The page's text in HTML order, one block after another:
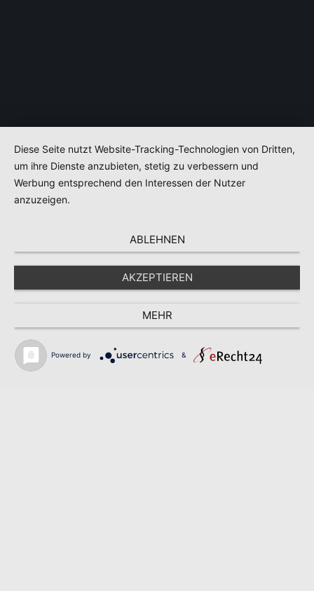
Diese Seite nutzt Website-Tracking-Technologien von Dritten,
um ihre Dienste anzubieten, stetig zu verbessern und
Werbung entsprechend den Interessen der Nutzer
anzuzeigen.
ABLEHNEN
AKZEPTIEREN
MEHR
Powered by &